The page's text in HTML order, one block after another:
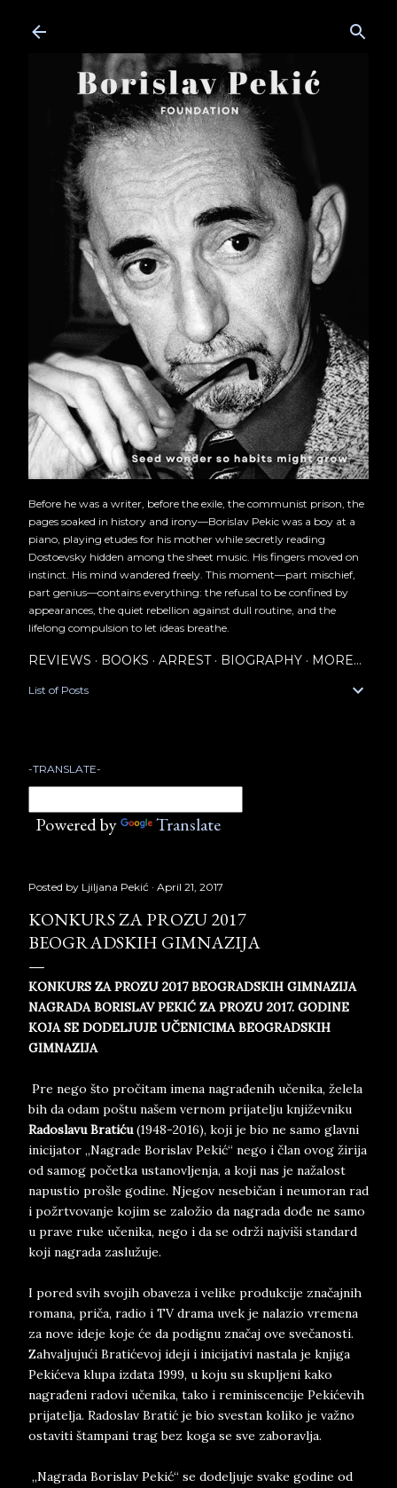
Before he was a writer, before the exile, the communist prison, the
pages soaked in history and irony—Borislav Pekic was a boy at a
piano, playing etudes for his mother while secretly reading
Dostoevsky hidden among the sheet music. His fingers moved on
instinct. His mind wandered freely. This moment—part mischief,
part genius—contains everything: the refusal to be confined by
appearances, the quiet rebellion against dull routine, and the
lifelong compulsion to let ideas breathe.
REVIEWS BOOKS ARREST BIOGRAPHY MORE…
List of Posts
-TRANSLATE-
Powered by Translate
Posted by Ljiljana Pekić April 21, 2017
KONKURS ZA PROZU 2017
BEOGRADSKIH GIMNAZIJA
KONKURS ZA PROZU 2017 BEOGRADSKIH GIMNAZIJA
NAGRADA BORISLAV PEKIĆ ZA PROZU 2017. GODINE
KOJA SE DODELJUJE UČENICIMA BEOGRADSKIH
GIMNAZIJA
Pre nego što pročitam imena nagrađenih učenika, želela
bih da odam poštu našem vernom prijatelju književniku
Radoslavu Bratiću(1948-2016), koji je bio ne samo glavni
inicijator „Nagrade Borislav Pekić“ nego i član ovog žirija
od samog početka ustanovljenja, a koji nas je nažalost
napustio prošle godine. Njegov nesebičan i neumoran rad
i požrtvovanje kojim se založio da nagrada dođe ne samo
u prave ruke učenika, nego i da se održi najviši standard
koji nagrada zaslužuje.
I pored svih svojih obaveza i velike produkcije značajnih
romana, priča, radio i TV drama uvek je nalazio vremena
za nove ideje koje će da podignu značaj ove svečanosti.
Zahvaljujući Bratićevoj ideji i inicijativi nastala je knjiga
Pekićeva klupa izdata 1999, u koju su skupljeni kako
nagrađeni radovi učenika, tako i reminiscencije Pekićevih
prijatelja. Radoslav Bratić je bio svestan koliko je važno
ostaviti štampani trag bez koga se sve zaboravlja.
„Nagrada Borislav Pekić“ se dodeljuje svake godine od